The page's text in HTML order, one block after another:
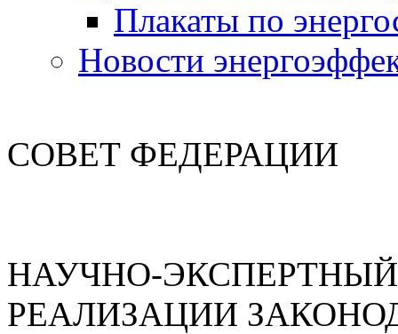
Плакаты по
Новости
СОВЕТ ФЕДЕРАЦИИ
НАУЧНО-
РЕАЛИЗАЦИИ